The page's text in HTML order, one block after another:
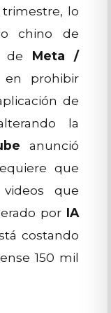
lo
chino de
de Meta
/
prohibir
de
la
anunció
que
que
por IA
costando
150 mil